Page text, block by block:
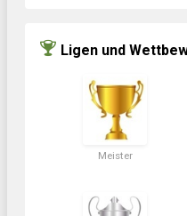
Ligen und
Meister